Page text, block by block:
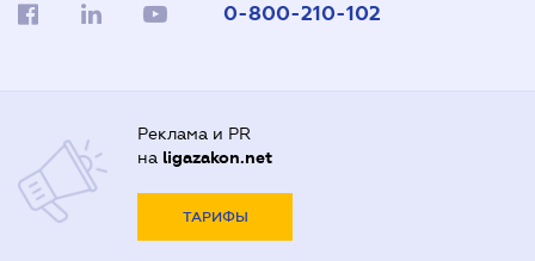
0-800-210-102
Реклама и PR
на ligazakon.net
ТАРИФЫ